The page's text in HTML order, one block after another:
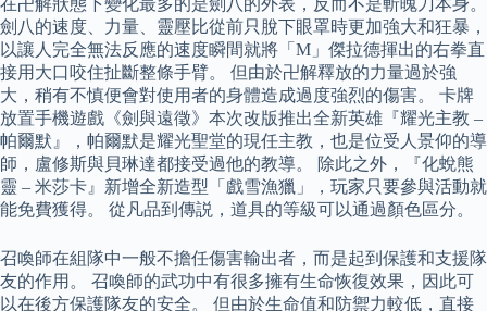
劍八的速度、力量、靈壓比從前只脫下眼罩時更加強大和狂暴，
以讓人完全無法反應的速度瞬間就將「M」傑拉德揮出的右拳直
接用大口咬住扯斷整條手臂。 但由於卍解釋放的力量過於強
大，稍有不慎便會對使用者的身體造成過度強烈的傷害。 卡牌
放置手機遊戲《劍與遠徵》本次改版推出全新英雄『耀光主教 –
帕爾默』，帕爾默是耀光聖堂的現任主教，也是位受人景仰的導
師，盧修斯與貝琳達都接受過他的教導。 除此之外，『化蛻熊
靈 – 米莎卡』新增全新造型「戲雪漁獵」，玩家只要參與活動就
能免費獲得。 從凡品到傳説，道具的等級可以通過顏色區分。
召喚師在組隊中一般不擔任傷害輸出者，而是起到保護和支援隊
友的作用。 召喚師的武功中有很多擁有生命恢復效果，因此可
以在後方保護隊友的安全。 但由於生命值和防禦力較低，直接